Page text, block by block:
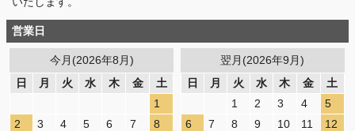
営業日
今月(2026年8月)
日
月 火 水 木 金
土
1
2
3 4 5 6 7
8
翌月(2026年9月)
日
月 火 水 木 金
土
1
2 3 4
5
6
7 8 9 10 11
12